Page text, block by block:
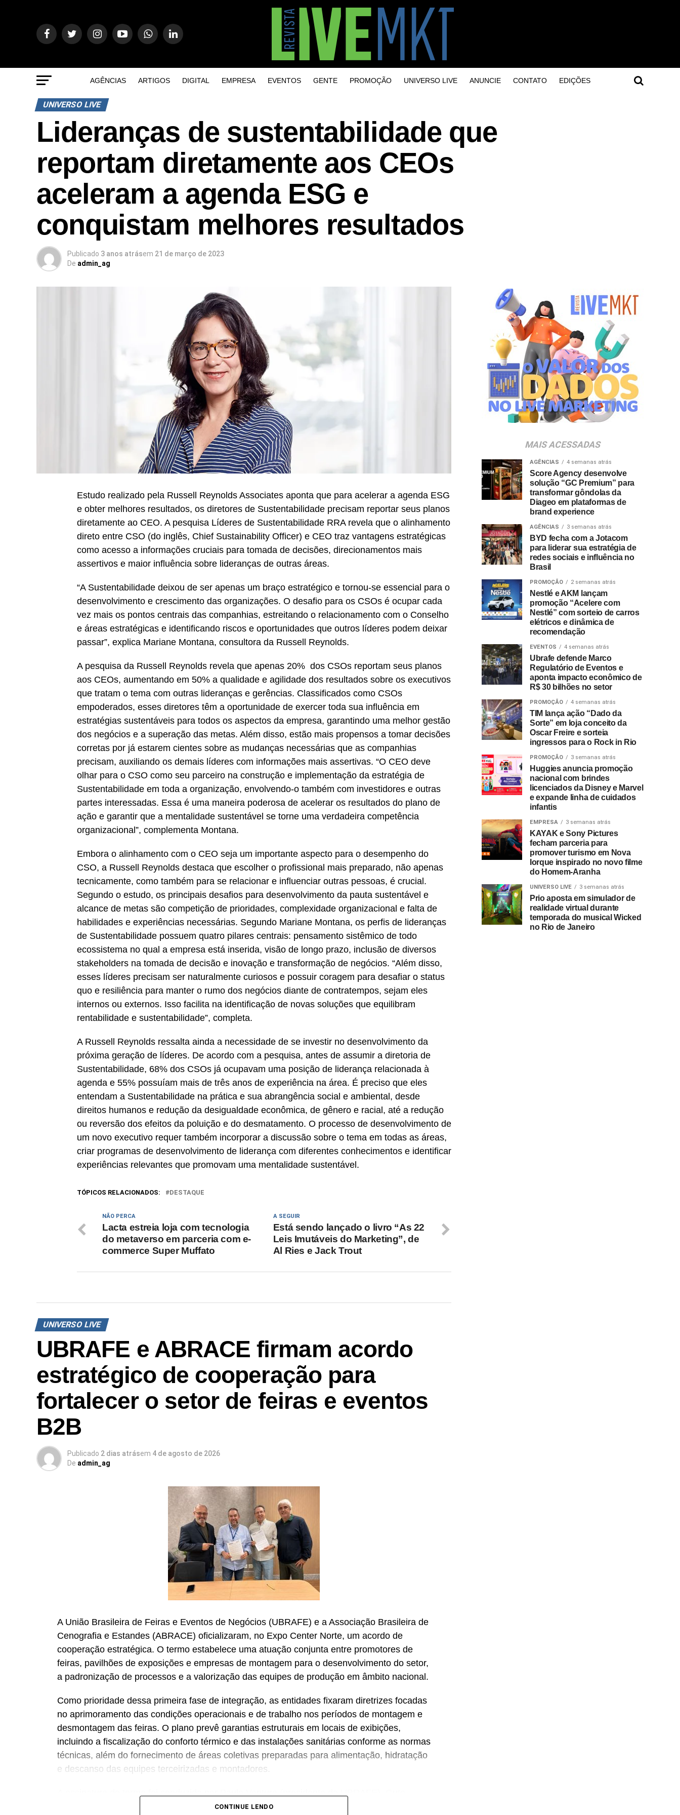
AGÊNCIAS ARTIGOS DIGITAL EMPRESA EVENTOS GENTE PROMOÇÃO UNIVERSO LIVE ANUNCIE CONTATO EDIÇÕES
UNIVERSO LIVE
Lideranças de sustentabilidade que
reportam diretamente aos CEOs
aceleram a agenda ESG e
conquistam melhores resultados
Publicado 3 anos atrásem 21 de março de 2023
De admin_ag
Estudo realizado pela Russell Reynolds Associates aponta que para acelerar a agenda ESG
e obter melhores resultados, os diretores de Sustentabilidade precisam reportar seus planos
diretamente ao CEO. A pesquisa Líderes de Sustentabilidade RRA revela que o alinhamento
direto entre CSO (do inglês, Chief Sustainability Officer) e CEO traz vantagens estratégicas
como acesso a informações cruciais para tomada de decisões, direcionamentos mais
assertivos e maior influência sobre lideranças de outras áreas.
“A Sustentabilidade deixou de ser apenas um braço estratégico e tornou-se essencial para o
desenvolvimento e crescimento das organizações. O desafio para os CSOs é ocupar cada
vez mais os pontos centrais das companhias, estreitando o relacionamento com o Conselho
e áreas estratégicas e identificando riscos e oportunidades que outros líderes podem deixar
passar”, explica Mariane Montana, consultora da Russell Reynolds.
A pesquisa da Russell Reynolds revela que apenas 20% dos CSOs reportam seus planos
aos CEOs, aumentando em 50% a qualidade e agilidade dos resultados sobre os executivos
que tratam o tema com outras lideranças e gerências. Classificados como CSOs
empoderados, esses diretores têm a oportunidade de exercer toda sua influência em
estratégias sustentáveis para todos os aspectos da empresa, garantindo uma melhor gestão
dos negócios e a superação das metas. Além disso, estão mais propensos a tomar decisões
corretas por já estarem cientes sobre as mudanças necessárias que as companhias
precisam, auxiliando os demais líderes com informações mais assertivas. “O CEO deve
olhar para o CSO como seu parceiro na construção e implementação da estratégia de
Sustentabilidade em toda a organização, envolvendo-o também com investidores e outras
partes interessadas. Essa é uma maneira poderosa de acelerar os resultados do plano de
ação e garantir que a mentalidade sustentável se torne uma verdadeira competência
organizacional”, complementa Montana.
Embora o alinhamento com o CEO seja um importante aspecto para o desempenho do
CSO, a Russell Reynolds destaca que escolher o profissional mais preparado, não apenas
tecnicamente, como também para se relacionar e influenciar outras pessoas, é crucial.
Segundo o estudo, os principais desafios para desenvolvimento da pauta sustentável e
alcance de metas são competição de prioridades, complexidade organizacional e falta de
habilidades e experiências necessárias. Segundo Mariane Montana, os perfis de lideranças
de Sustentabilidade possuem quatro pilares centrais: pensamento sistêmico de todo
ecossistema no qual a empresa está inserida, visão de longo prazo, inclusão de diversos
stakeholders na tomada de decisão e inovação e transformação de negócios. “Além disso,
esses líderes precisam ser naturalmente curiosos e possuir coragem para desafiar o status
quo e resiliência para manter o rumo dos negócios diante de contratempos, sejam eles
internos ou externos. Isso facilita na identificação de novas soluções que equilibram
rentabilidade e sustentabilidade”, completa.
A Russell Reynolds ressalta ainda a necessidade de se investir no desenvolvimento da
próxima geração de líderes. De acordo com a pesquisa, antes de assumir a diretoria de
Sustentabilidade, 68% dos CSOs já ocupavam uma posição de liderança relacionada à
agenda e 55% possuíam mais de três anos de experiência na área. É preciso que eles
entendam a Sustentabilidade na prática e sua abrangência social e ambiental, desde
direitos humanos e redução da desigualdade econômica, de gênero e racial, até a redução
ou reversão dos efeitos da poluição e do desmatamento. O processo de desenvolvimento de
um novo executivo requer também incorporar a discussão sobre o tema em todas as áreas,
criar programas de desenvolvimento de liderança com diferentes conhecimentos e identificar
experiências relevantes que promovam uma mentalidade sustentável.
TÓPICOS RELACIONADOS: DESTAQUE
A SEGUIR
Está sendo lançado o livro “As 22
Leis Imutáveis do Marketing”, de
Al Ries e Jack Trout
NÃO PERCA
Lacta estreia loja com tecnologia
do metaverso em parceria com e-
commerce Super Muffato
UNIVERSO LIVE
UBRAFE e ABRACE firmam acordo
estratégico de cooperação para
fortalecer o setor de feiras e eventos
B2B
Publicado 2 dias atrásem 4 de agosto de 2026
De admin_ag
A União Brasileira de Feiras e Eventos de Negócios (UBRAFE) e a Associação Brasileira de
Cenografia e Estandes (ABRACE) oficializaram, no Expo Center Norte, um acordo de
cooperação estratégica. O termo estabelece uma atuação conjunta entre promotores de
feiras, pavilhões de exposições e empresas de montagem para o desenvolvimento do setor,
a padronização de processos e a valorização das equipes de produção em âmbito nacional.
Como prioridade dessa primeira fase de integração, as entidades fixaram diretrizes focadas
no aprimoramento das condições operacionais e de trabalho nos períodos de montagem e
desmontagem das feiras. O plano prevê garantias estruturais em locais de exibições,
incluindo a fiscalização do conforto térmico e das instalações sanitárias conforme as normas
técnicas, além do fornecimento de áreas coletivas preparadas para alimentação, hidratação
e descanso das equipes terceirizadas e montadores.
Guedes (presidente da ABRACE), Paulo Octavio Pereira de Almeida (P.O, diretor executivo
CONTINUE LENDO
MAIS ACESSADAS
AGÊNCIAS 4 semanas atrás
Score Agency desenvolve
solução “GC Premium” para
transformar gôndolas da
Diageo em plataformas de
brand experience
AGÊNCIAS 3 semanas atrás
BYD fecha com a Jotacom
para liderar sua estratégia de
redes sociais e influência no
Brasil
PROMOÇÃO 2 semanas atrás
Nestlé e AKM lançam
promoção “Acelere com
Nestlé” com sorteio de carros
elétricos e dinâmica de
recomendação
EVENTOS 4 semanas atrás
Ubrafe defende Marco
Regulatório de Eventos e
aponta impacto econômico de
R$ 30 bilhões no setor
PROMOÇÃO 4 semanas atrás
TIM lança ação “Dado da
Sorte” em loja conceito da
Oscar Freire e sorteia
ingressos para o Rock in Rio
PROMOÇÃO 3 semanas atrás
Huggies anuncia promoção
nacional com brindes
licenciados da Disney e Marvel
e expande linha de cuidados
infantis
EMPRESA 3 semanas atrás
KAYAK e Sony Pictures
fecham parceria para
promover turismo em Nova
Iorque inspirado no novo filme
do Homem-Aranha
UNIVERSO LIVE 3 semanas atrás
Prio aposta em simulador de
realidade virtual durante
temporada do musical Wicked
no Rio de Janeiro